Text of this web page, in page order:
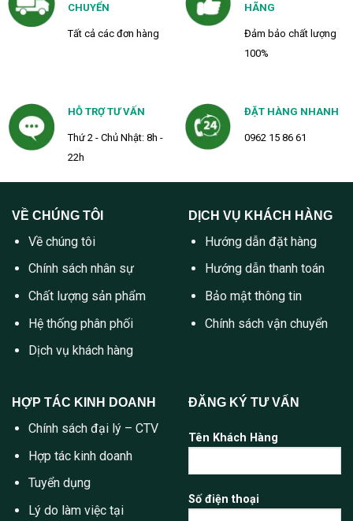
CHUYỂN
Tất cả các đơn hàng
HÃNG
Đảm bảo chất lượng
100%
HỖ TRỢ TƯ VẤN
Thứ 2 - Chủ Nhật: 8h -
22h
ĐẶT HÀNG NHANH
0962 15 86 61
VỀ CHÚNG TÔI
Về chúng tôi
Chính sách nhân sự
Chất lượng sản phẩm
Hệ thống phân phối
Dịch vụ khách hàng
DỊCH VỤ KHÁCH HÀNG
Hướng dẫn đặt hàng
Hướng dẫn thanh toán
Bảo mật thông tin
Chính sách vận chuyển
HỢP TÁC KINH DOANH
Chính sách đại lý – CTV
Hợp tác kinh doanh
Tuyển dụng
Lý do làm việc tại
ĐĂNG KÝ TƯ VẤN
Tên Khách Hàng
Số điện thoại